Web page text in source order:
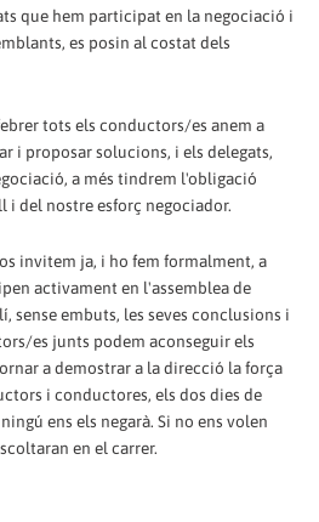
que hem participat en la negociació i
es posin al costat dels
tots els conductors/es anem a
i proposar solucions, i els delegats,
a més tindrem l'obligació
del nostre esforç negociador.
invitem ja, i ho fem formalment, a
activament en l'assemblea de
sense embuts, les seves conclusions i
es junts podem aconseguir els
a demostrar a la direcció la força
i conductores, els dos dies de
ens els negarà. Si no ens volen
en el carrer.